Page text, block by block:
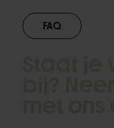
therapie
FAQ